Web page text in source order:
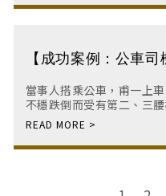
【成功案例：公車
當事人搭乘公車，甫一上
不穩跌倒而受有第二、三
司機亦坦承有駕駛疏失而